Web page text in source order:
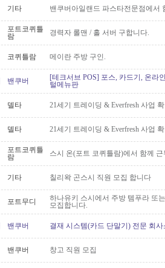
기타 밴쿠버아일랜드 파스타전문점에서
포트코퀴틀
람
경력자 롤맨 / 홀 서버 구합니다.
코퀴틀람 메이란 주방 구인.
밴쿠버
[테크서브 POS] 포스, 카드기, 온라
털메뉴판
델타 21세기 트레이딩 & Everfresh 사업
델타 21세기 트레이딩 & Everfresh 사업
포트코퀴틀
람
스시 온(포트 코퀴틀람)에서 함께
기타 칠리왁 곤스시 직원 모집 합니다
포트무디
하나유키 스시에서 주방 템푸라 또
모집합니다.
밴쿠버 결재 시스템(카드 단말기) 전문 회
밴쿠버 창고 직원 모집